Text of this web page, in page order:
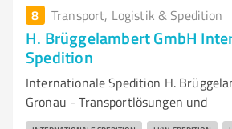
8 Transport, Logistik & Spedition
H. Brüggelambert GmbH
Spedition
Internationale Spedition H.
Gronau - Transportlösungen und